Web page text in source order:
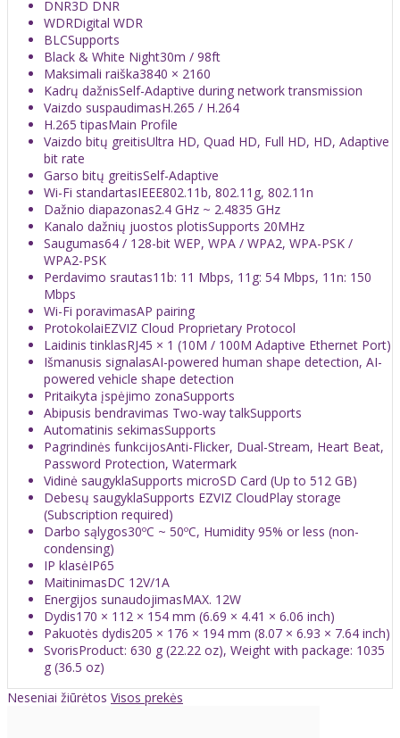
DNR3D DNR
WDRDigital WDR
BLCSupports
Black & White Night30m / 98ft
Maksimali raiška3840 × 2160
Kadrų dažnisSelf-Adaptive during network transmission
Vaizdo suspaudimasH.265 / H.264
H.265 tipasMain Profile
Vaizdo bitų greitisUltra HD, Quad HD, Full HD, HD, Adaptive
bit rate
Garso bitų greitisSelf-Adaptive
Wi-Fi standartasIEEE802.11b, 802.11g, 802.11n
Dažnio diapazonas2.4 GHz ~ 2.4835 GHz
Kanalo dažnių juostos plotisSupports 20MHz
Saugumas64 / 128-bit WEP, WPA / WPA2, WPA-PSK /
WPA2-PSK
Perdavimo srautas11b: 11 Mbps, 11g: 54 Mbps, 11n: 150
Mbps
Wi-Fi poravimasAP pairing
ProtokolaiEZVIZ Cloud Proprietary Protocol
Laidinis tinklasRJ45 × 1 (10M / 100M Adaptive Ethernet Port)
Išmanusis signalasAI-powered human shape detection, AI-
powered vehicle shape detection
Pritaikyta įspėjimo zonaSupports
Abipusis bendravimas Two-way talkSupports
Automatinis sekimasSupports
Pagrindinės funkcijosAnti-Flicker, Dual-Stream, Heart Beat,
Password Protection, Watermark
Vidinė saugyklaSupports microSD Card (Up to 512 GB)
Debesų saugyklaSupports EZVIZ CloudPlay storage
(Subscription required)
Darbo sąlygos30ºC ~ 50ºC, Humidity 95% or less (non-
condensing)
IP klasėIP65
MaitinimasDC 12V/1A
Energijos sunaudojimasMAX. 12W
Dydis170 × 112 × 154 mm (6.69 × 4.41 × 6.06 inch)
Pakuotės dydis205 × 176 × 194 mm (8.07 × 6.93 × 7.64 inch)
SvorisProduct: 630 g (22.22 oz), Weight with package: 1035
g (36.5 oz)
Neseniai žiūrėtos Visos prekės